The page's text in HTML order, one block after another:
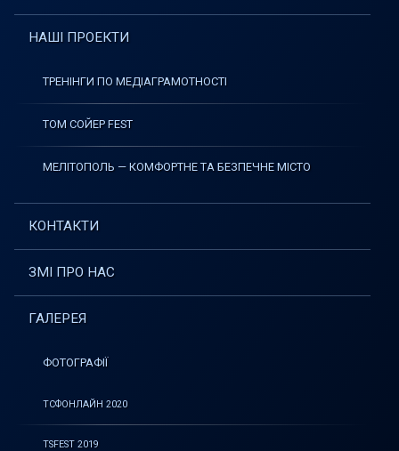
НАШІ ПРОЕКТИ
ТРЕНІНГИ ПО МЕДІАГРАМОТНОСТІ
ТОМ СОЙЕР FEST
МЕЛІТОПОЛЬ — КОМФОРТНЕ ТА БЕЗПЕЧНЕ МІСТО
КОНТАКТИ
ЗМІ ПРО НАС
ГАЛЕРЕЯ
ФОТОГРАФІЇ
ТСФОНЛАЙН 2020
TSFEST 2019